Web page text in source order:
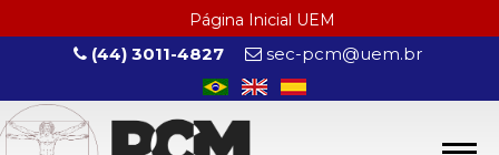
Página Inicial UEM
(44) 3011-4827 sec-pcm@uem.br